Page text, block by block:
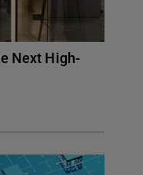
Next High-